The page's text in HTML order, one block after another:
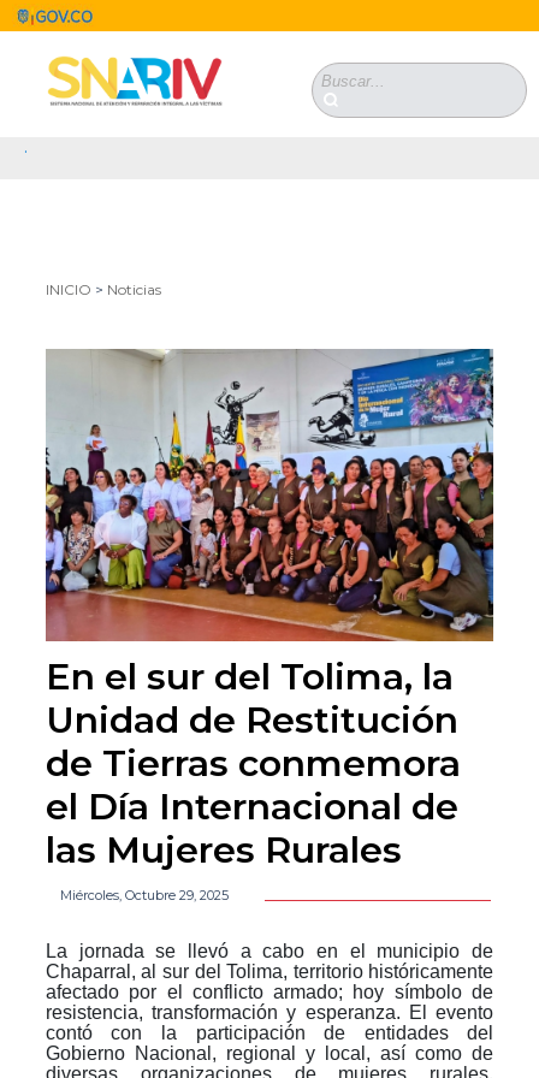
Pasar al contenido principal
Formulario de
búsqueda
.
INICIO > Noticias
En el sur del Tolima, la
Unidad de Restitución
de Tierras conmemora
el Día Internacional de
las Mujeres Rurales
Miércoles, Octubre 29, 2025
La jornada se llevóa cabo en el municipio de
Chaparral, al sur del Tolima, territorio históricamente
afectado por el conflicto armado; hoy símbolo de
resistencia, transformación y esperanza. El evento
contó con la participación de entidades del
Gobierno Nacional, regional y local, así como de
diversas organizaciones de mujeres rurales,